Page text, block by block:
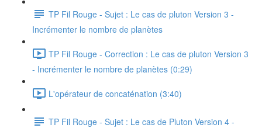
TP Fil Rouge - Sujet : Le cas de pluton Version 3 -
Incrémenter le nombre de planètes
TP Fil Rouge - Correction : Le cas de pluton Version 3
- Incrémenter le nombre de planètes (0:29)
L'opérateur de concaténation (3:40)
TP Fil Rouge - Sujet : Le cas de Pluton Version 4 -